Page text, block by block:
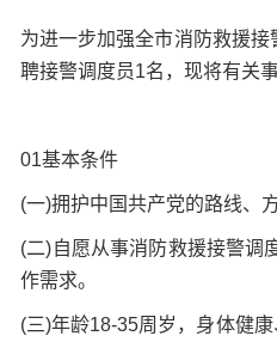
为进一步加强全市消防救援
聘接警调度员1名，现将有关
01基本条件
(一)拥护中国共产党的路线、
(二)自愿从事消防救援接警调
作需求。
(三)年龄18-35周岁，身体健